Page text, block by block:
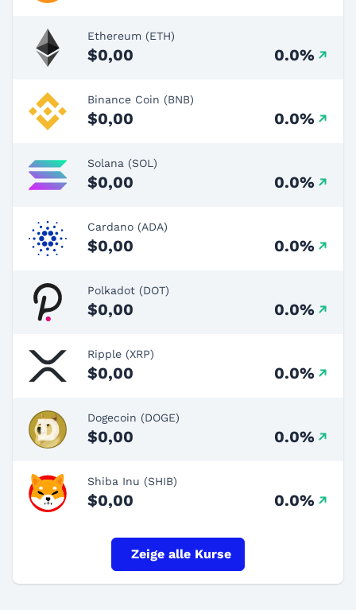
Ethereum (ETH)
$0,00 0.0%
Binance Coin (BNB)
$0,00 0.0%
Solana (SOL)
$0,00 0.0%
Cardano (ADA)
$0,00 0.0%
Polkadot (DOT)
$0,00 0.0%
Ripple (XRP)
$0,00 0.0%
Dogecoin (DOGE)
$0,00 0.0%
Shiba Inu (SHIB)
$0,00 0.0%
Zeige alle Kurse